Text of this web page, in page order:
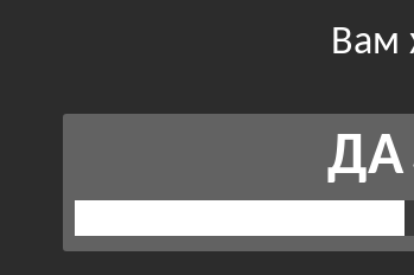
Вам
ДА